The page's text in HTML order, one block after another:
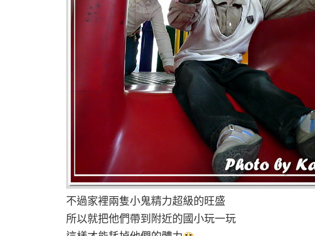
不過家裡兩隻小鬼精力超級的旺盛
所以就把他們帶到附近的國小玩一玩